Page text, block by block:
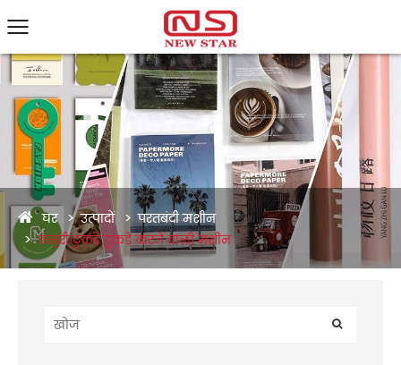
घर उत्पादों
परतबंदी मशीन
बांसुरी टुकड़े टुकड़े करने वाली मशीन